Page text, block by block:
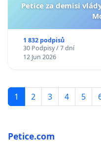
Petice za demisi
1 832 podpisů
30 Podpisy / 7 dní
12 Jun 2026
1 2 3 4 5
Petice.com